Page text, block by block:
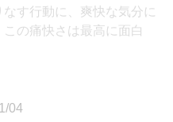
す行動に、爽快な気分に
の痛快さは最高に面白
04